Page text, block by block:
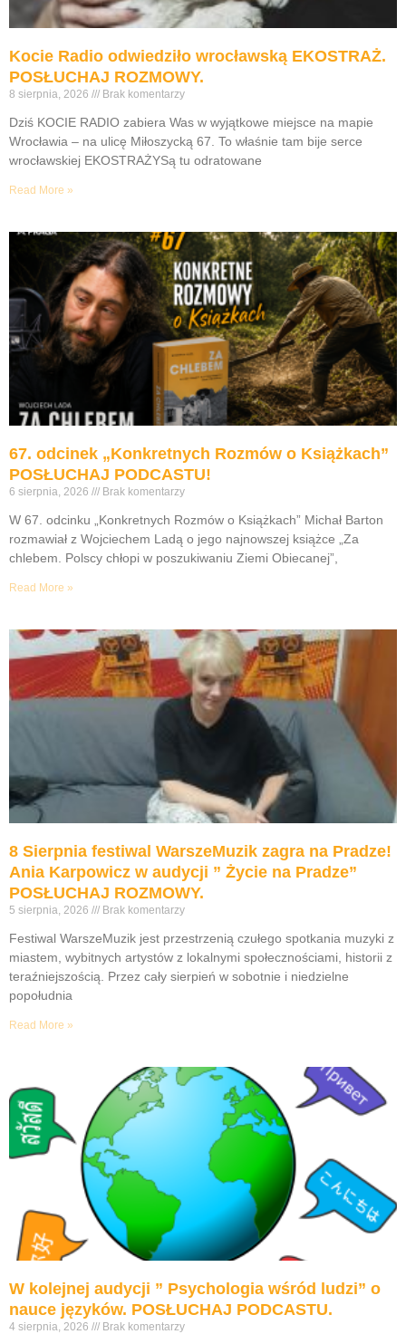
Kocie Radio odwiedziło wrocławską EKOSTRAŻ.
POSŁUCHAJ ROZMOWY.
8 sierpnia, 2026 Brak komentarzy
Dziś KOCIE RADIO zabiera Was w wyjątkowe miejsce na mapie
Wrocławia – na ulicę Miłoszycką 67. To właśnie tam bije serce
wrocławskiej EKOSTRAŻYSą tu odratowane
Read More »
67. odcinek „Konkretnych Rozmów o Książkach”
POSŁUCHAJ PODCASTU!
6 sierpnia, 2026 Brak komentarzy
W 67. odcinku „Konkretnych Rozmów o Książkach” Michał Barton
rozmawiał z Wojciechem Ladą o jego najnowszej książce „Za
chlebem. Polscy chłopi w poszukiwaniu Ziemi Obiecanej”,
Read More »
8 Sierpnia festiwal WarszeMuzik zagra na Pradze!
Ania Karpowicz w audycji ” Życie na Pradze”
POSŁUCHAJ ROZMOWY.
5 sierpnia, 2026 Brak komentarzy
Festiwal WarszeMuzik jest przestrzenią czułego spotkania muzyki z
miastem, wybitnych artystów z lokalnymi społecznościami, historii z
teraźniejszością. Przez cały sierpień w sobotnie i niedzielne
popołudnia
Read More »
W kolejnej audycji ” Psychologia wśród ludzi” o
nauce języków. POSŁUCHAJ PODCASTU.
4 sierpnia, 2026 Brak komentarzy